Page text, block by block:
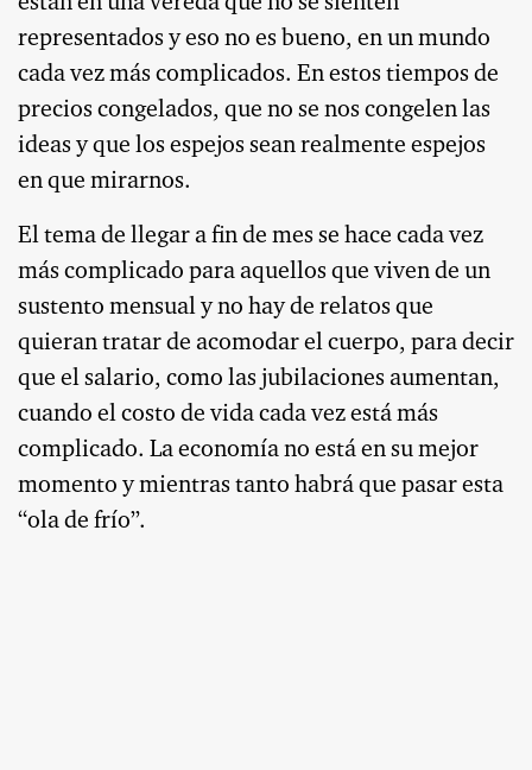
representados y eso no es bueno, en un mundo
cada vez más complicados. En estos tiempos de
precios congelados, que no se nos congelen las
ideas y que los espejos sean realmente espejos
en que mirarnos.
El tema de llegar a fin de mes se hace cada vez
más complicado para aquellos que viven de un
sustento mensual y no hay de relatos que
quieran tratar de acomodar el cuerpo, para decir
que el salario, como las jubilaciones aumentan,
cuando el costo de vida cada vez está más
complicado. La economía no está en su mejor
momento y mientras tanto habrá que pasar esta
“ola de frío”.